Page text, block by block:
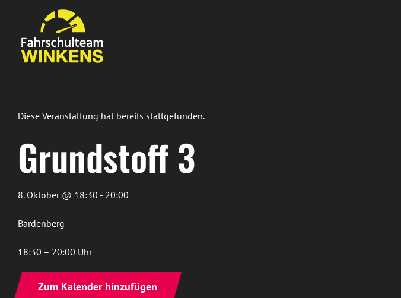
springen
Diese Veranstaltung hat bereits stattgefunden.
Grundstoff 3
8. Oktober @ 18:30 - 20:00
Bardenberg
18:30 – 20:00 Uhr
Zum Kalender hinzufügen